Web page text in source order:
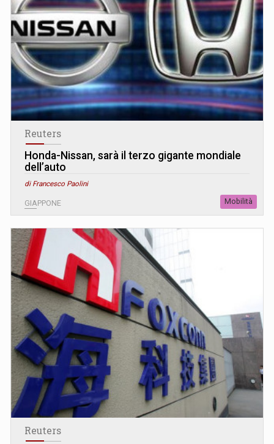
Reuters
Honda-Nissan, sarà il terzo gigante mondiale
dell’auto
di Francesco Paolini
GIAPPONE Mobilità
Reuters